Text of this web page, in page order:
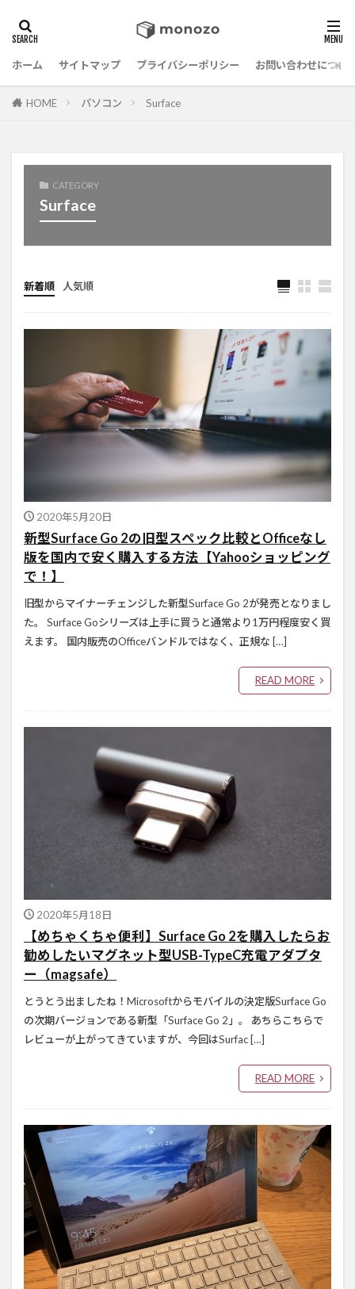
ホーム サイトマップ プライバシーポリシー お問い合わせについ
HOME パソコン Surface
CATEGORY
Surface
新着順 人気順
2020年5月20日
新型Surface Go 2の旧型スペック比較とOfficeなし
版を国内で安く購入する方法【Yahooショッピング
で！】
旧型からマイナーチェンジした新型Surface Go 2が発売となりまし
た。 Surface Goシリーズは上手に買うと通常より1万円程度安く買
えます。 国内販売のOfficeバンドルではなく、正規な […]
READ MORE
2020年5月18日
【めちゃくちゃ便利】Surface Go 2を購入したらお
勧めしたいマグネット型USB-TypeC充電アダプタ
ー（magsafe）
とうとう出ましたね！Microsoftからモバイルの決定版Surface Go
の次期バージョンである新型「Surface Go 2」。 あちらこちらで
レビューが上がってきていますが、今回はSurfac […]
READ MORE